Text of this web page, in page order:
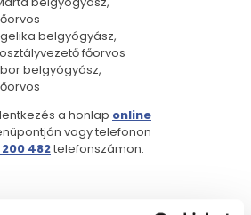
belgyógyász,
főorvos
belgyógyász,
a honlap online
vagy telefonon
482telefonszámon.